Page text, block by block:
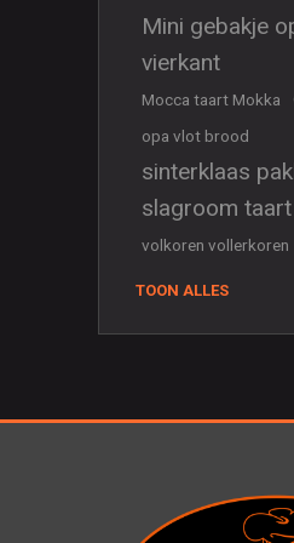
Mini gebakje
vierkant
Mocca taart Mokka
opa vlot brood
sinterklaas
slagroom taart
volkoren vollerkoren
TOON ALLES